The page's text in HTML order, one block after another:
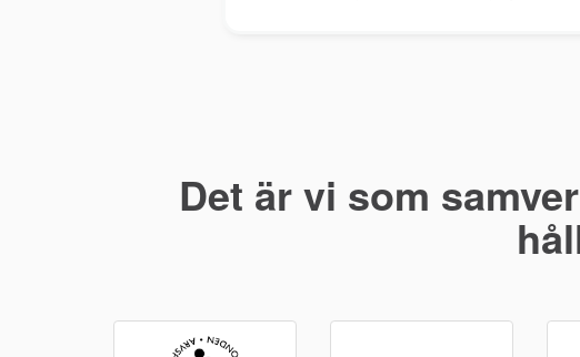
Det är vi som